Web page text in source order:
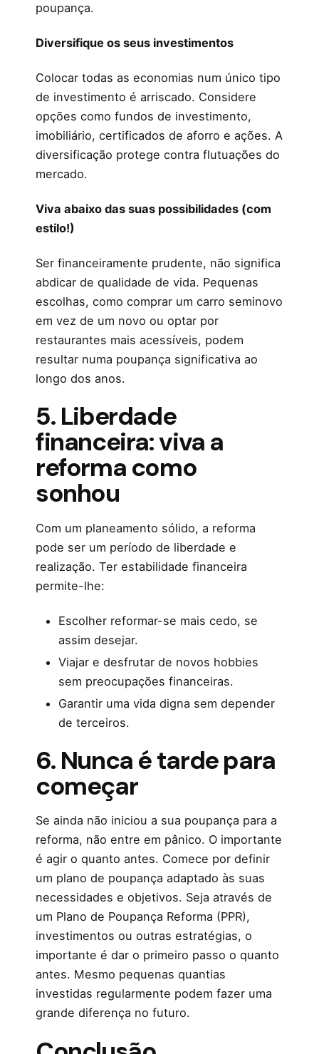
poupança.
Diversifique os seus investimentos
Colocar todas as economias num único tipo
de investimento é arriscado. Considere
opções como fundos de investimento,
imobiliário, certificados de aforro e ações. A
diversificação protege contra flutuações do
mercado.
Viva abaixo das suas possibilidades (com
estilo!)
Ser financeiramente prudente, não significa
abdicar de qualidade de vida. Pequenas
escolhas, como comprar um carro seminovo
em vez de um novo ou optar por
restaurantes mais acessíveis, podem
resultar numa poupança significativa ao
longo dos anos.
5. Liberdade
financeira: viva a
reforma como
sonhou
Com um planeamento sólido, a reforma
pode ser um período de liberdade e
realização. Ter estabilidade financeira
permite-lhe:
Escolher reformar-se mais cedo, se
assim desejar.
Viajar e desfrutar de novos hobbies
sem preocupações financeiras.
Garantir uma vida digna sem depender
de terceiros.
6. Nunca é tarde para
começar
Se ainda não iniciou a sua poupança para a
reforma, não entre em pânico. O importante
é agir o quanto antes. Comece por definir
um plano de poupança adaptado às suas
necessidades e objetivos. Seja através de
um Plano de Poupança Reforma (PPR),
investimentos ou outras estratégias, o
importante é dar o primeiro passo o quanto
antes. Mesmo pequenas quantias
investidas regularmente podem fazer uma
grande diferença no futuro.